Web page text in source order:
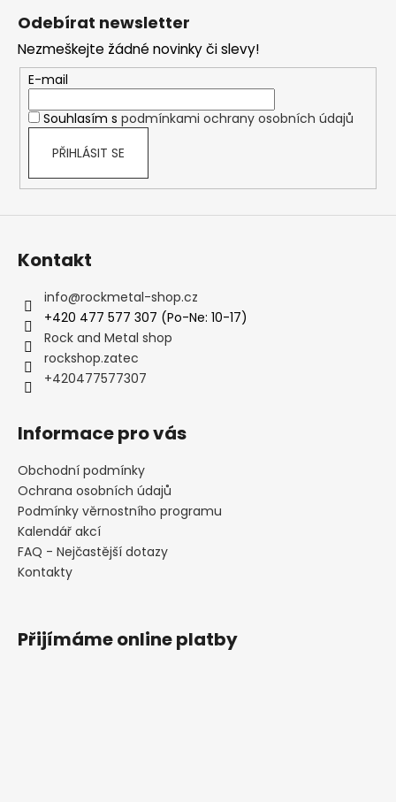
Odebírat newsletter
Nezmeškejte žádné novinky či slevy!
E-mail
Souhlasím s podmínkami ochrany osobních údajů
PŘIHLÁSIT SE
Kontakt
info@rockmetal-shop.cz
+420 477 577 307 (Po-Ne: 10-17)
Rock and Metal shop
rockshop.zatec
+420477577307
Informace pro vás
Obchodní podmínky
Ochrana osobních údajů
Podmínky věrnostního programu
Kalendář akcí
FAQ - Nejčastější dotazy
Kontakty
Přijímáme online platby